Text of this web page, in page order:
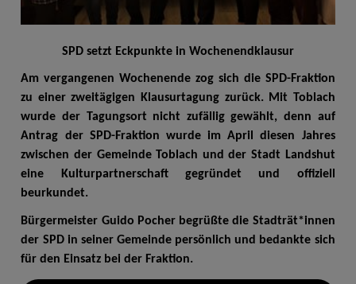
SPD setzt Eckpunkte in Wochenendklausur
Am vergangenen Wochenende zog sich die SPD-Fraktion
zu einer zweitägigen Klausurtagung zurück. Mit Toblach
wurde der Tagungsort nicht zufällig gewählt, denn auf
Antrag der SPD-Fraktion wurde im April diesen Jahres
zwischen der Gemeinde Toblach und der Stadt Landshut
eine Kulturpartnerschaft gegründet und offiziell
beurkundet.
Bürgermeister Guido Pocher begrüßte die Stadträt*innen
der SPD in seiner Gemeinde persönlich und bedankte sich
für den Einsatz bei der Fraktion.